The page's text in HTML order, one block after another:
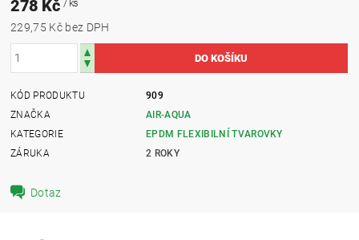
278 Kč / ks
229,75 Kč bez DPH
KÓD PRODUKTU
909
ZNAČKA
AIR-AQUA
KATEGORIE
EPDM FLEXIBILNÍ TVAROVKY
ZÁRUKA
2 ROKY
Dotaz